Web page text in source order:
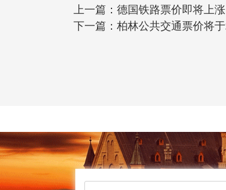
上一篇： 德国铁路票价即将上
下一篇： 柏林公共交通票价将